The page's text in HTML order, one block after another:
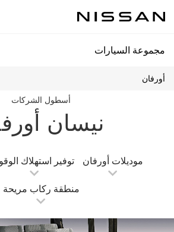
إلى
مجموعة السيارات
أورفان
أسطول الشركات
نيسان
موديلات أورفان توفير استهلاك
منطقة ركاب مريحة